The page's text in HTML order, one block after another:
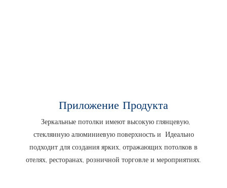
Приложение Продукта
Зеркальные потолки имеют высокую глянцевую,
стеклянную алюминиевую поверхность и Идеально
подходит для создания ярких, отражающих потолков в
отелях, ресторанах, розничной торговле и мероприятиях.